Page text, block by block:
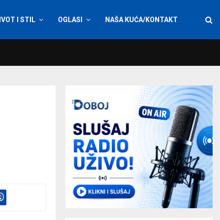
I STIL OGLASI NAŠA KUĆA/KONTAKT